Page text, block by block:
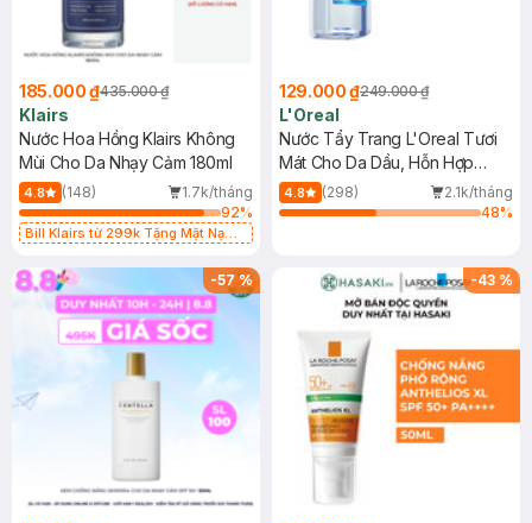
185.000 ₫435.000 ₫
Klairs
Nước Hoa Hồng Klairs Không
Mùi Cho Da Nhạy Cảm 180ml
4.8 (148)
1.7k/tháng
92%
Bill Klairs từ 299k Tặng Mặt Nạ
25ml (SL Có Hạn)
129.000 ₫249.000 ₫
L'Oreal
Nước Tẩy Trang L'Oreal Tươi
Mát Cho Da Dầu, Hỗn Hợp
400ml
4.8 (298)
2.1k/tháng
48%
-57% -43 %